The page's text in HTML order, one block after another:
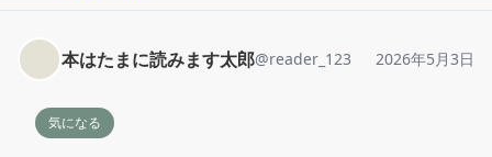
本はたまに読みます太郎@reader_123 2026年5月3日
気になる